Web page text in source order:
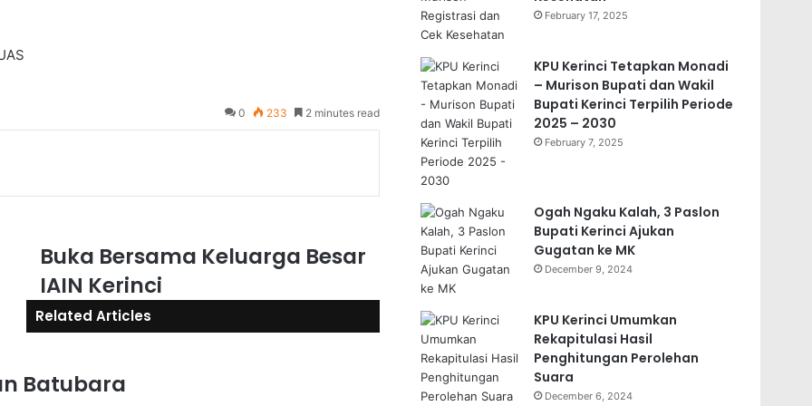
0 233 2 minutes read
Buka Bersama Keluarga Besar
IAIN Kerinci
Related Articles
Batubara
February 17, 2025
KPU Kerinci Tetapkan Monadi
– Murison Bupati dan Wakil
Bupati Kerinci Terpilih Periode
2025 – 2030
February 7, 2025
Ogah Ngaku Kalah, 3 Paslon
Bupati Kerinci Ajukan
Gugatan ke MK
December 9, 2024
KPU Kerinci Umumkan
Rekapitulasi Hasil
Penghitungan Perolehan
Suara
December 6, 2024